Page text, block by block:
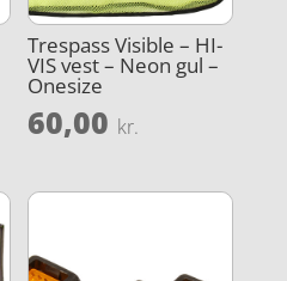
Trespass Visible – HI-
VIS vest – Neon gul –
Onesize
60,00 kr.